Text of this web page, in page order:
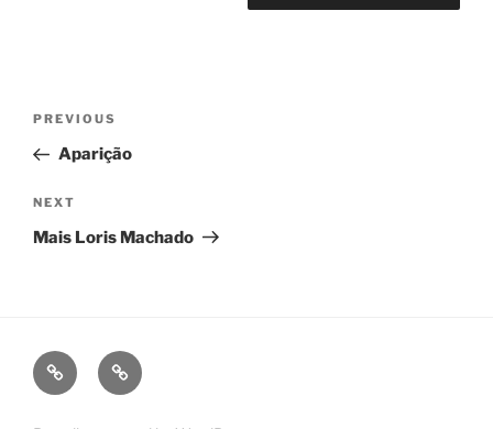
Navegação
Post
Previous
Post
PREVIOUS
Aparição
Next
Post
NEXT
Mais Loris Machado
fb ig